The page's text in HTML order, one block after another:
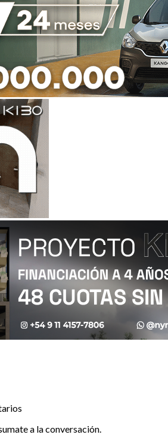
a la conversación.